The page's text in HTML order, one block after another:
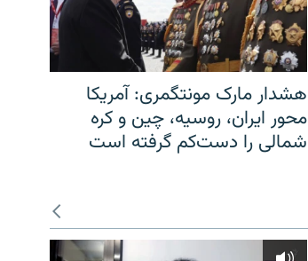
هشدار مارک مونتگمری: آمریکا
محور ایران، روسیه، چین و کره
شمالی را دست‌کم گرفته است